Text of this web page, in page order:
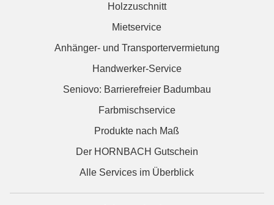
Holzzuschnitt
Mietservice
Anhänger- und Transportervermietung
Handwerker-Service
Seniovo: Barrierefreier Badumbau
Farbmischservice
Produkte nach Maß
Der HORNBACH Gutschein
Alle Services im Überblick